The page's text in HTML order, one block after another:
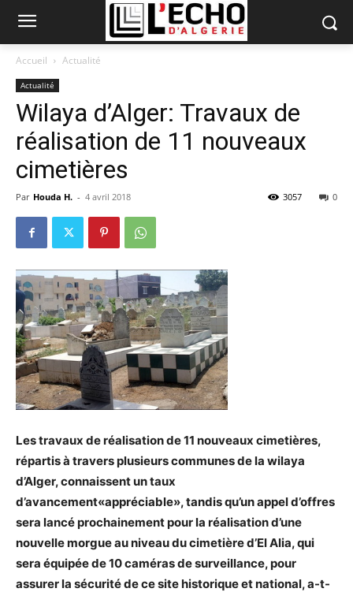
Accueil Actualité
Actualité
Wilaya d’Alger: Travaux de
réalisation de 11 nouveaux
cimetières
Par Houda H. - 4 avril 2018 0
3057
Les travaux de réalisation de 11 nouveaux cimetières,
répartis à travers plusieurs communes de la wilaya
d’Alger, connaissent un taux
d’avancement«appréciable», tandis qu’un appel d’offres
sera lancé prochainement pour la réalisation d’une
nouvelle morgue au niveau du cimetière d’El Alia, qui
sera équipée de 10 caméras de surveillance, pour
assurer la sécurité de ce site historique et national, a-t-